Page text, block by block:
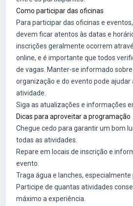
Como participar das oficinas
Para participar das oficinas e
devem ficar atentos às datas e
inscrições geralmente ocorrem
online, e é importante que todos
de vagas. Manter-se informado
organização e do evento pode
atividade.
Siga as atualizações e informações
Dicas para aproveitar a programação
Chegue cedo para garantir um bom
todas as atividades.
Repare em locais de inscrição e
evento.
Traga água e lanches, especialmente
Participe de quantas atividades
máximo a experiência.